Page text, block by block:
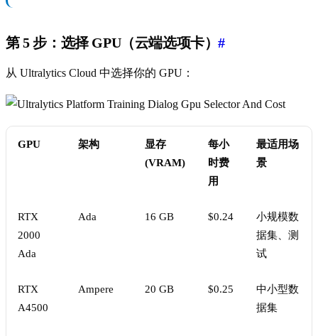
第 5 步：选择 GPU（云端选项卡）#
从 Ultralytics Cloud 中选择你的 GPU：
GPU 架构
显存
(VRAM)
每小
时费
用
最适用场
景
RTX
2000
Ada
Ada 16 GB $0.24
小规模数
据集、测
试
RTX
A4500
Ampere 20 GB $0.25
中小型数
据集